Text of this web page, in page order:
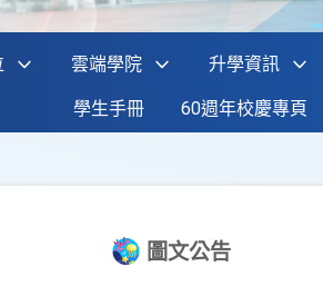
雲端學院 升學資訊
學生手冊 60週年校慶專頁
圖文公告